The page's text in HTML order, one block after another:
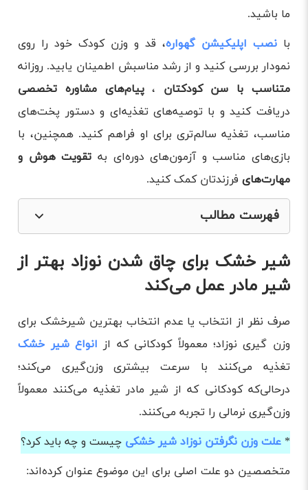
ما باشید.
بانصب اپلیکیشن گهواره، قد و وزن کودک خود را روی
نمودار بررسی کنید و از رشد مناسبش اطمینان یابید. روزانه
متناسب با سن کودکتان ،پیام‌های مشاوره‌ تخصصی
دریافت کنید و با توصیه‌های تغذیه‌ای و دستور پخت‌های
مناسب، تغذیه سالم‌تری برای او فراهم کنید. همچنین، با
بازی‌های مناسب و آزمون‌های دوره‌ای به تقویت هوش و
مهارت‌های فرزندتان کمک کنید.
فهرست مطالب
می‌کند
بهترین شیر خشک چاق کننده نوزاد کدام است؟
سایر راه‌های وزن‌گیری سریع نوزاد
چرا باید نگران وزن‌گیری نوزاد خود باشیم؟
شیر خشک برای چاق شدن نوزاد بهتر از
شیر مادر عمل می‌کند
صرف نظر از انتخاب یا عدم انتخاب بهترین شیرخشک برای
وزن گیری نوزاد؛ معمولاً کودکانی که از انواع شیر خشک
تغذیه می‌کنند با سرعت بیشتری وزن‌گیری می‌کند؛
درحالی‌که کودکانی که از شیر مادر تغذیه می‌کنند معمولاً
وزن‌‌گیری نرمالی را تجربه می‌کنند.
*علت وزن نگرفتن نوزاد شیر خشکی چیست و چه باید کرد؟
متخصصین دو علت اصلی برای این موضوع عنوان کرده‌اند: